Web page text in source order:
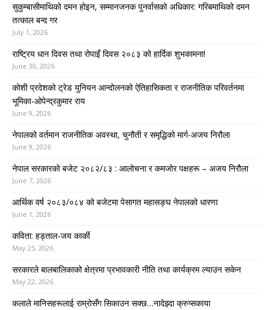
सुकुम्बासीमाथिको दमन होइन, सम्मानजनक पुनर्वासको अधिकार: गरिबमाथिको दमन
तत्काल बन्द गर
July 1, 2026
राष्ट्रिय धान दिवस तथा रोपाइँ दिवस २०८३ को हार्दिक शुभकामना!
June 30, 2026
कोशी प्रदेशको ट्रेड युनियन आन्दोलनको ऐतिहासिकता र राजनीतिक परिवर्तनमा
भूमिका-ओपेन्द्रकुमार राय
June 9, 2026
नेपालको वर्तमान राजनीतिक अवस्था, चुनौती र समृद्धिको मार्ग-अजय निरौला
June 9, 2026
नेपाल सरकारको बजेट २०८२/८३ : आलोचना र कमजोर पक्षहरू – अजय निरौला
June 7, 2026
आर्थिक वर्ष २०८३/०८४ को बजेटमा पेसागत महासङ्घ नेपालको धारणा
June 1, 2026
कविता: हड्ताल-जय कार्की
May 25, 2026
सरकारले बालबालिकाको क्षेत्रमा प्रभावकारी नीति तथा कार्यक्रम ल्याउन सकेन
May 22, 2026
कलाले मानिसहरूलाई राम्रोसँग सिकाउन सक्छ…नादेझ्दा क्रुप्सकाया